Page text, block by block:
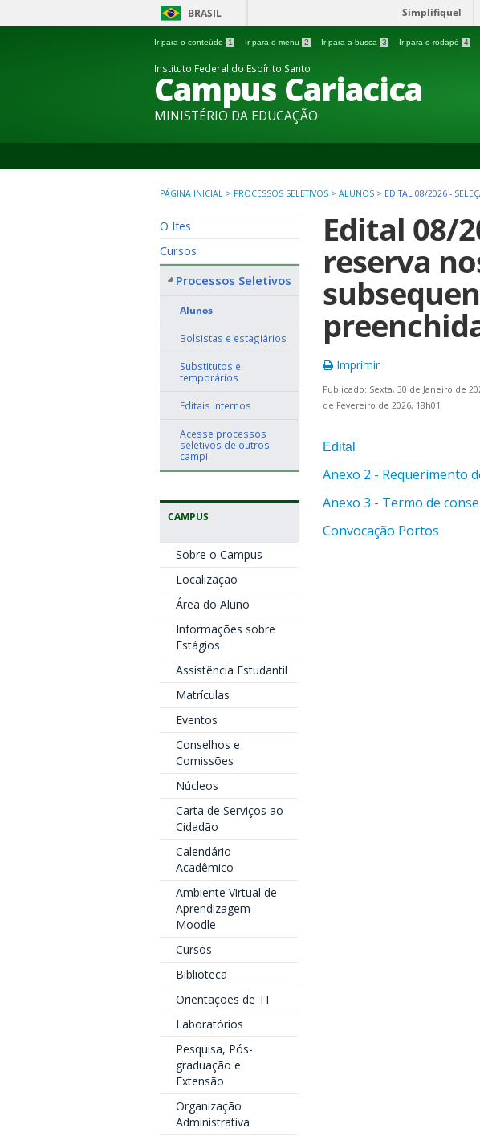
BRASIL Simplifique!
Ir para o conteúdo 1 Ir para o menu 2 Ir para a busca 3 Ir para o rodapé 4
Instituto Federal do Espírito Santo
Campus Cariacica
MINISTÉRIO DA EDUCAÇÃO
PÁGINA INICIAL > PROCESSOS SELETIVOS > ALUNOS > EDITAL 08/2026 -
O Ifes
Cursos
Processos Seletivos
Alunos
Bolsistas e estagiários
Substitutos e
temporários
Editais internos
Acesse processos
seletivos de outros
campi
CAMPUS
Sobre o Campus
Localização
Área do Aluno
Informações sobre
Estágios
Assistência Estudantil
Matrículas
Eventos
Conselhos e
Comissões
Núcleos
Carta de Serviços ao
Cidadão
Calendário
Acadêmico
Ambiente Virtual de
Aprendizagem -
Moodle
Cursos
Biblioteca
Orientações de TI
Laboratórios
Pesquisa, Pós-
graduação e
Extensão
Organização
Administrativa
Edital 08/
reserva
Imprimir
Publicado: Sexta, 30 de Janeiro de
de Fevereiro de 2026, 18h01
Edital
Anexo 2 - Requerimento
Anexo 3 - Termo de
Convocação Portos